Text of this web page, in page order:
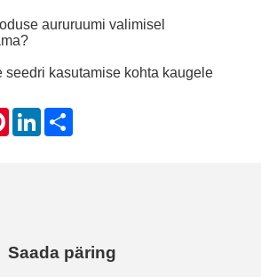
aururuumi valimisel
seedri kasutamise kohta kaugele
PinterestLinkedIn
Saada päring